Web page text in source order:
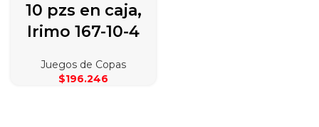
10 pzs en caja,
Irimo 167-10-4
Juegos de Copas
$196.246